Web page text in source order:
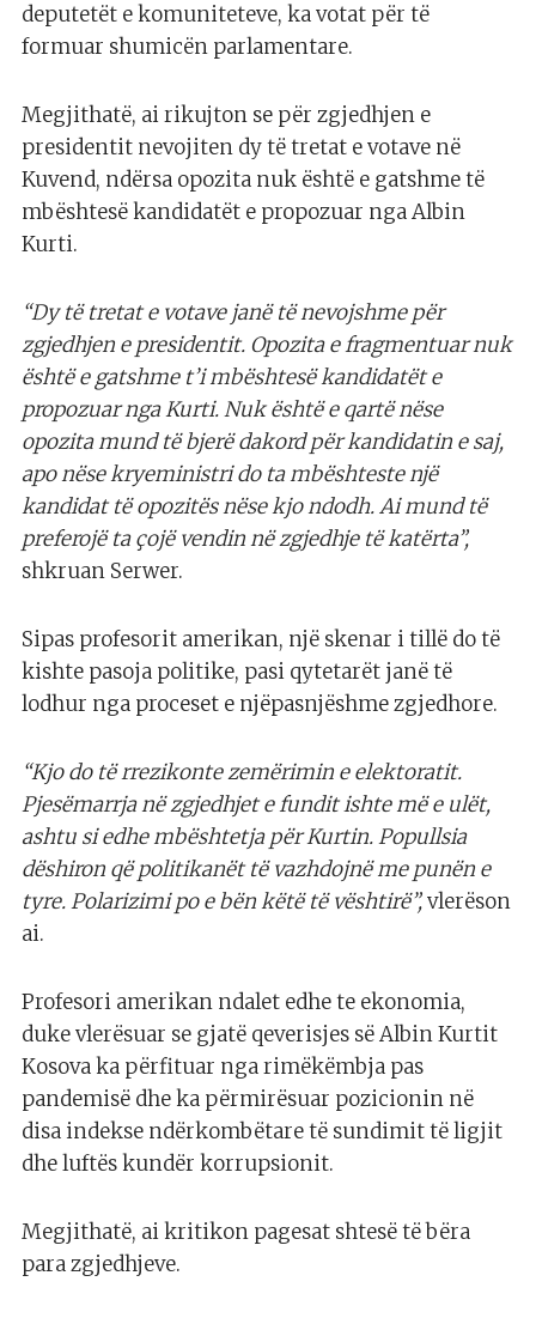
deputetët e komuniteteve, ka votat për të
formuar shumicën parlamentare.
Megjithatë, ai rikujton se për zgjedhjen e
presidentit nevojiten dy të tretat e votave në
Kuvend, ndërsa opozita nuk është e gatshme të
mbështesë kandidatët e propozuar nga Albin
Kurti.
“Dy të tretat e votave janë të nevojshme për
zgjedhjen e presidentit. Opozita e fragmentuar nuk
është e gatshme t’i mbështesë kandidatët e
propozuar nga Kurti. Nuk është e qartë nëse
opozita mund të bjerë dakord për kandidatin e saj,
apo nëse kryeministri do ta mbështeste një
kandidat të opozitës nëse kjo ndodh. Ai mund të
preferojë ta çojë vendin në zgjedhje të katërta”,
shkruan Serwer.
Sipas profesorit amerikan, një skenar i tillë do të
kishte pasoja politike, pasi qytetarët janë të
lodhur nga proceset e njëpasnjëshme zgjedhore.
“Kjo do të rrezikonte zemërimin e elektoratit.
Pjesëmarrja në zgjedhjet e fundit ishte më e ulët,
ashtu si edhe mbështetja për Kurtin. Popullsia
dëshiron që politikanët të vazhdojnë me punën e
tyre. Polarizimi po e bën këtë të vështirë”,vlerëson
ai.
Profesori amerikan ndalet edhe te ekonomia,
duke vlerësuar se gjatë qeverisjes së Albin Kurtit
Kosova ka përfituar nga rimëkëmbja pas
pandemisë dhe ka përmirësuar pozicionin në
disa indekse ndërkombëtare të sundimit të ligjit
dhe luftës kundër korrupsionit.
Megjithatë, ai kritikon pagesat shtesë të bëra
para zgjedhjeve.